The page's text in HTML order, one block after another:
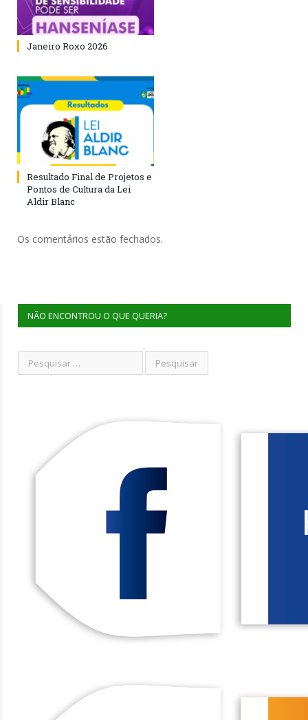
Janeiro Roxo 2026
Resultado Final de Projetos e
Pontos de Cultura da Lei
Aldir Blanc
Os comentários estão fechados.
NÃO ENCONTROU O QUE QUERIA?